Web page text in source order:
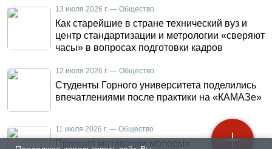
13 июля 2026 г. — Общество
Как старейшие в стране технический вуз и
центр стандартизации и метрологии «сверяют
часы» в вопросах подготовки кадров
12 июля 2026 г. — Общество
Студенты Горного университета поделились
впечатлениями после практики на «КАМАЗе»
11 июля 2026 г. — Общество
Принцип мотивации молодых